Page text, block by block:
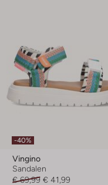
-40%
Vingino
Sandalen
€ 69,99 € 41,99